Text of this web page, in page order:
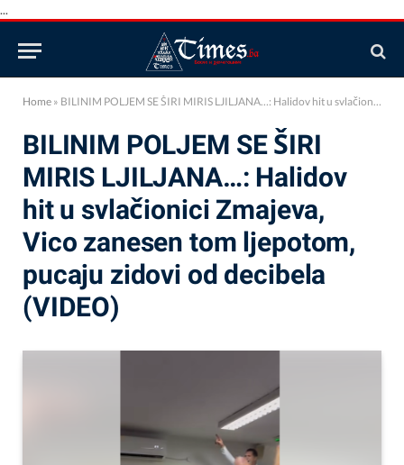
...
Home » BILINIM POLJEM SE ŠIRI MIRIS LJILJANA…: Halidov hit u svlačionici Zmajeva, Vico zanesen tom ljepotom, pucaju zidovi od decibela (VIDEO)
BILINIM POLJEM SE ŠIRI
MIRIS LJILJANA…: Halidov
hit u svlačionici Zmajeva,
Vico zanesen tom ljepotom,
pucaju zidovi od decibela
(VIDEO)